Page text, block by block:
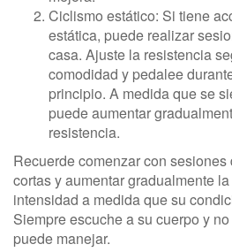
Ciclismo estático: Si tiene
estática, puede realizar
casa. Ajuste la resistencia
comodidad y pedalee
principio. A medida que se
puede aumentar
resistencia.
Recuerde comenzar con
cortas y aumentar gradualmente
intensidad a medida que su
Siempre escuche a su cuerpo y
puede manejar.